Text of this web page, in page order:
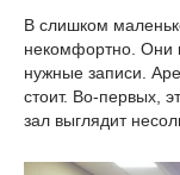
В слишком
некомфортно. Они
нужные записи.
стоит. Во-первых,
зал выглядит